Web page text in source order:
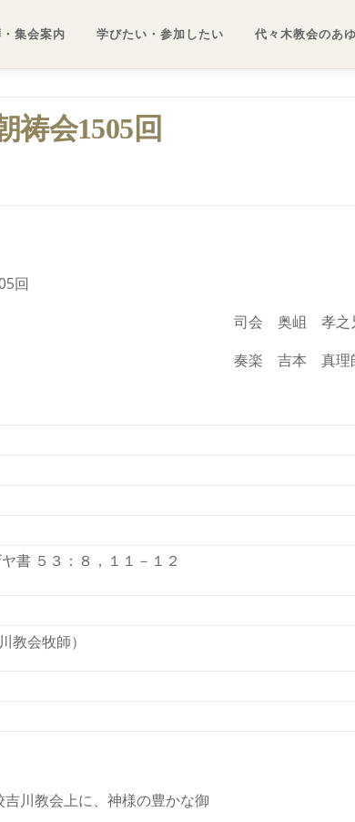
集会案内 学びたい・参加したい 代々木教会のあ
祷会1505回
回
司会 奥岨 孝之
奏楽 吉本 真理
書 ５３：８，１１－１２
会牧師）
川教会上に、神様の豊かな御